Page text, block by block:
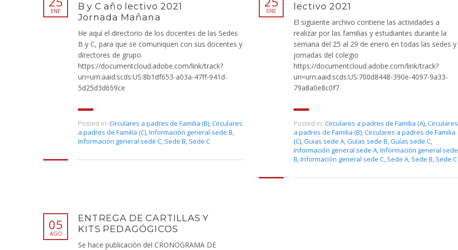
ENE
B y C año lectivo 2021
Jornada Mañana
He aquí el directorio de los docentes de las Sedes
B y C, para que se comuniquen con sus docentes y
directores de grupo.
https://documentcloud.adobe.com/link/track?
uri=urn:aaid:scds:US:8b1df653-a03a-47ff-941d-
5d25d3d659ce
Posted in: Circulares a padres de Familia (B),Circulares
a padres de Familia (C),Información general sede B,
Información general sede C, Sede B, Sede C
ENE
lectivo 2021
El siguiente archivo contiene las actividades a
realizar por las familias y estudiantes durante la
semana del 25 al 29 de enero en todas las sedes y
jornadas del colegio
https://documentcloud.adobe.com/link/track?
uri=urn:aaid:scds:US:700d8448-390e-4097-9a33-
79a8a0e8c0f7
Posted in: Circulares a padres de Familia (A),Circulares
a padres de Familia (B),Circulares a padres de Familia
(C),Guias sede A,Guías sede B,Guías sede C,
Información general sede A,Información general sede
B,Información general sede C, Sede A, Sede B, Sede C
05
AGO
ENTREGA DE CARTILLAS Y
KITS PEDAGÓGICOS
Se hace publicación del CRONOGRAMA DE